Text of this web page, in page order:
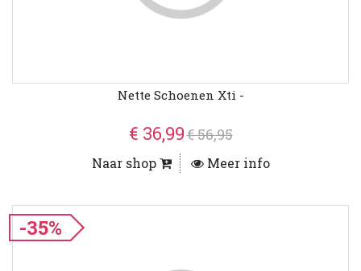
Nette Schoenen Xti -
€ 36,99€ 56,95
Naar shop Meer info
-35%